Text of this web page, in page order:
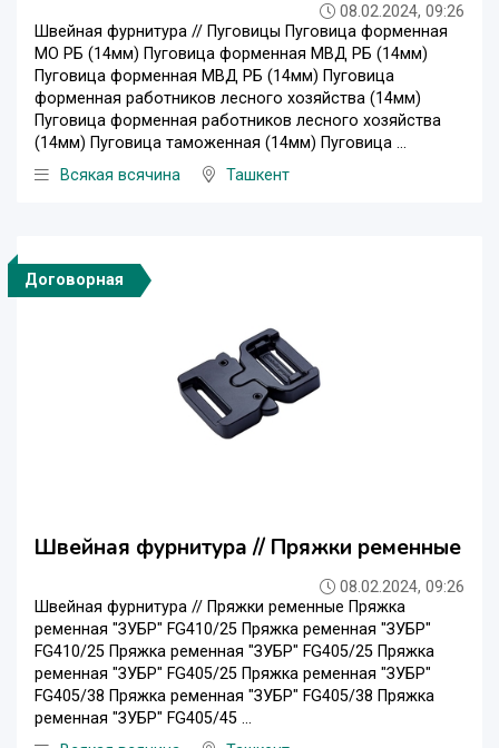
08.02.2024, 09:26
Швейная фурнитура // Пуговицы Пуговица форменная
МО РБ (14мм) Пуговица форменная МВД РБ (14мм)
Пуговица форменная МВД РБ (14мм) Пуговица
форменная работников лесного хозяйства (14мм)
Пуговица форменная работников лесного хозяйства
(14мм) Пуговица таможенная (14мм) Пуговица ...
Всякая всячина
Ташкент
Договорная
Швейная фурнитура // Пряжки ременные
08.02.2024, 09:26
Швейная фурнитура // Пряжки ременные Пряжка
ременная "ЗУБР" FG410/25 Пряжка ременная "ЗУБР"
FG410/25 Пряжка ременная "ЗУБР" FG405/25 Пряжка
ременная "ЗУБР" FG405/25 Пряжка ременная "ЗУБР"
FG405/38 Пряжка ременная "ЗУБР" FG405/38 Пряжка
ременная "ЗУБР" FG405/45 ...